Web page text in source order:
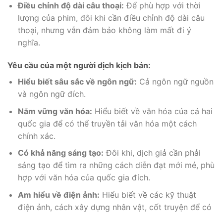
Điều chỉnh độ dài câu thoại: Để phù hợp với thời
lượng của phim, đôi khi cần điều chỉnh độ dài câu
thoại, nhưng vẫn đảm bảo không làm mất đi ý
nghĩa.
Yêu cầu của một người dịch kịch bản:
Hiểu biết sâu sắc về ngôn ngữ: Cả ngôn ngữ nguồn
và ngôn ngữ đích.
Nắm vững văn hóa: Hiểu biết về văn hóa của cả hai
quốc gia để có thể truyền tải văn hóa một cách
chính xác.
Có khả năng sáng tạo: Đôi khi, dịch giả cần phải
sáng tạo để tìm ra những cách diễn đạt mới mẻ, phù
hợp với văn hóa của quốc gia đích.
Am hiểu về điện ảnh: Hiểu biết về các kỹ thuật
điện ảnh, cách xây dựng nhân vật, cốt truyện để có